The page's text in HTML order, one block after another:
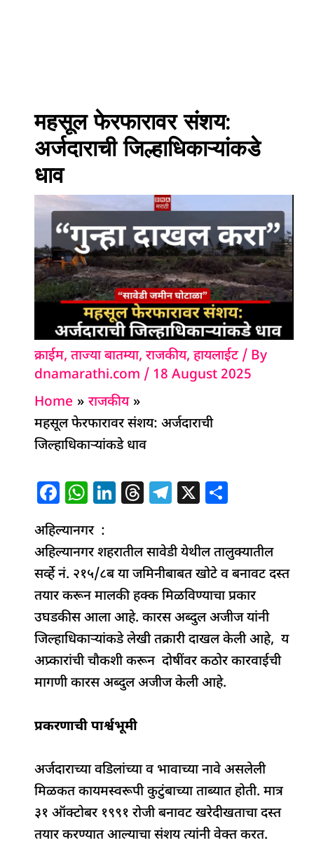
महसूल फेरफारावर संशय:
अर्जदाराची जिल्हाधिकाऱ्यांकडे
धाव
क्राईम,ताज्या बातम्या,राजकीय,हायलाईट/ By
dnamarathi.com / 18 August 2025
Home
राजकीय
महसूल फेरफारावर संशय: अर्जदाराची
जिल्हाधिकाऱ्यांकडे धाव
F
c
e
b
o
o
k
W
at
s
A
p
p
Li
k
e
dI
n
T
re
a
d
s
T
e
g
ra
m
X
e
अहिल्यानगर :
अहिल्यानगर शहरातील सावेडी येथील तालुक्यातील
सर्व्हे नं. २१५/८ब या जमिनीबाबत खोटे व बनावट दस्त
तयार करून मालकी हक्क मिळविण्याचा प्रकार
उघडकीस आला आहे. कारस अब्दुल अजीज यांनी
जिल्हाधिकाऱ्यांकडे लेखी तक्रारी दाखल केली आहे, य
अप्र्कारांची चौकशी करून दोषींवर कठोर कारवाईची
मागणी कारस अब्दुल अजीज केली आहे.
प्रकरणाची पार्श्वभूमी
अर्जदाराच्या वडिलांच्या व भावाच्या नावे असलेली
मिळकत कायमस्वरूपी कुटुंबाच्या ताब्यात होती. मात्र
३१ ऑक्टोबर १९९१ रोजी बनावट खरेदीखताचा दस्त
तयार करण्यात आल्याचा संशय त्यांनी वेक्त करत.